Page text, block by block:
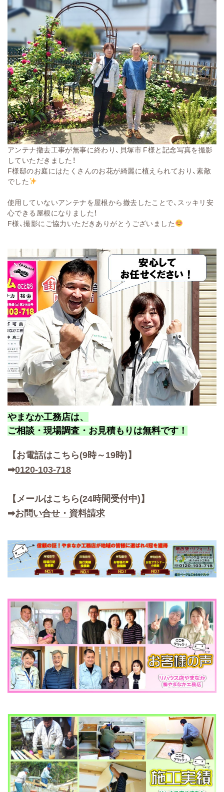
アンテナ撤去工事が無事に終わり、貝塚市 F様と記念写真を撮影
していただきました！
F様邸のお庭にはたくさんのお花が綺麗に植えられており、素敵
でした
使用していないアンテナを屋根から撤去したことで、スッキリ安
心できる屋根になりました！
F様、撮影にご協力いただきありがとうございました
やまなか工務店は、
ご相談・現場調査・お見積もりは無料です！
【お電話はこちら(9時～19時)】
➡0120-103-718
【メールはこちら(24時間受付中)】
➡お問い合せ・資料請求